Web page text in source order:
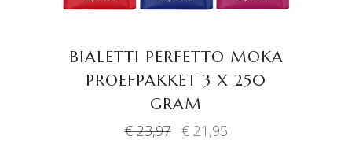
BIALETTI PERFETTO MOKA
PROEFPAKKET 3 X 250
GRAM
€23,97 Oorspronkelijke
€21,95Huidige